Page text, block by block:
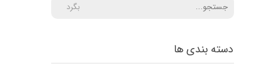
دسته بندی ها
بگرد